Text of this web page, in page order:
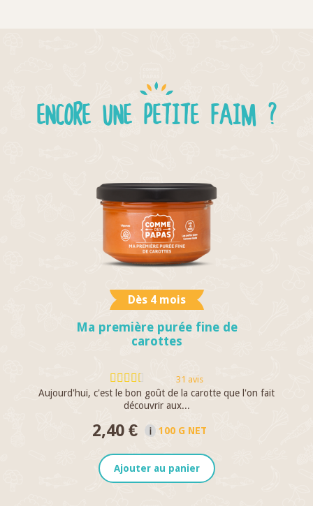
ENCORE UNE PETITE FAIM ?
Dès 4 mois
Ma première purée fine de
carottes
31 avis
Aujourd'hui, c'est le bon goût de la carotte que l'on fait
découvrir aux...
2,40 € 100 G NET
Ajouter au panier